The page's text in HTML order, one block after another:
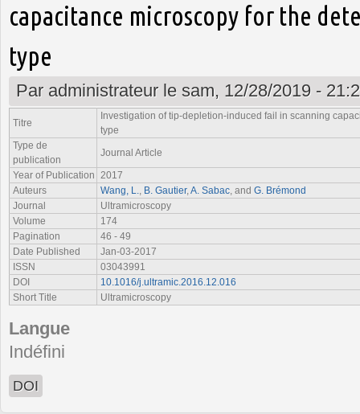
capacitance microscopy for the
type
Par administrateurle sam, 12/28/2019 -
Titre
Investigation of tip-depletion-induced fail in scanning
type
Type de
publication
Journal Article
Year of Publication
2017
Auteurs
Wang, L. B. Gautier, A. Sabac , and G. Brémond
Journal
Ultramicroscopy
Volume
174
Pagination
46 - 49
Date Published
Jan-03-2017
ISSN
03043991
DOI
10.1016/j.ultramic.2016.12.016
Short Title
Ultramicroscopy
Langue
Indéfini
DOI